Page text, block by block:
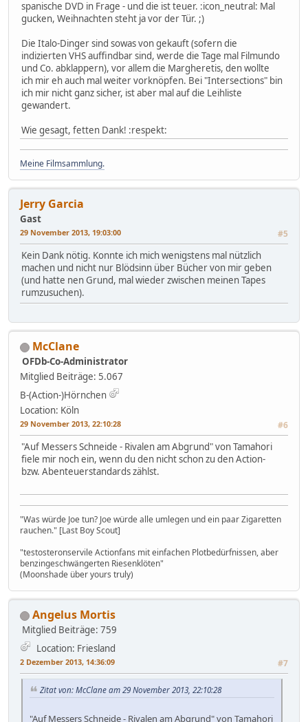
spanische DVD in Frage - und die ist teuer. :icon_neutral: Mal
gucken, Weihnachten steht ja vor der Tür. ;)
Die Italo-Dinger sind sowas von gekauft (sofern die
indizierten VHS auffindbar sind, werde die Tage mal Filmundo
und Co. abklappern), vor allem die Margheretis, den wollte
ich mir eh auch mal weiter vorknöpfen. Bei "Intersections" bin
ich mir nicht ganz sicher, ist aber mal auf die Leihliste
gewandert.
Wie gesagt, fetten Dank! :respekt:
Meine Filmsammlung.
Jerry Garcia
Gast
29 November 2013, 19:03:00 #5
Kein Dank nötig. Konnte ich mich wenigstens mal nützlich
machen und nicht nur Blödsinn über Bücher von mir geben
(und hatte nen Grund, mal wieder zwischen meinen Tapes
rumzusuchen).
McClane
OFDb-Co-Administrator
Mitglied Beiträge: 5.067
B-(Action-)Hörnchen
Location: Köln
29 November 2013, 22:10:28 #6
"Auf Messers Schneide - Rivalen am Abgrund" von Tamahori
fiele mir noch ein, wenn du den nicht schon zu den Action-
bzw. Abenteuerstandards zählst.
"Was würde Joe tun? Joe würde alle umlegen und ein paar Zigaretten
rauchen." [Last Boy Scout]
"testosteronservile Actionfans mit einfachen Plotbedürfnissen, aber
benzingeschwängerten Riesenklöten"
(Moonshade über yours truly)
Angelus Mortis
Mitglied Beiträge: 759
Location: Friesland
2 Dezember 2013, 14:36:09 #7
Zitat von: McClane am 29 November 2013, 22:10:28
"Auf Messers Schneide - Rivalen am Abgrund" von Tamahori